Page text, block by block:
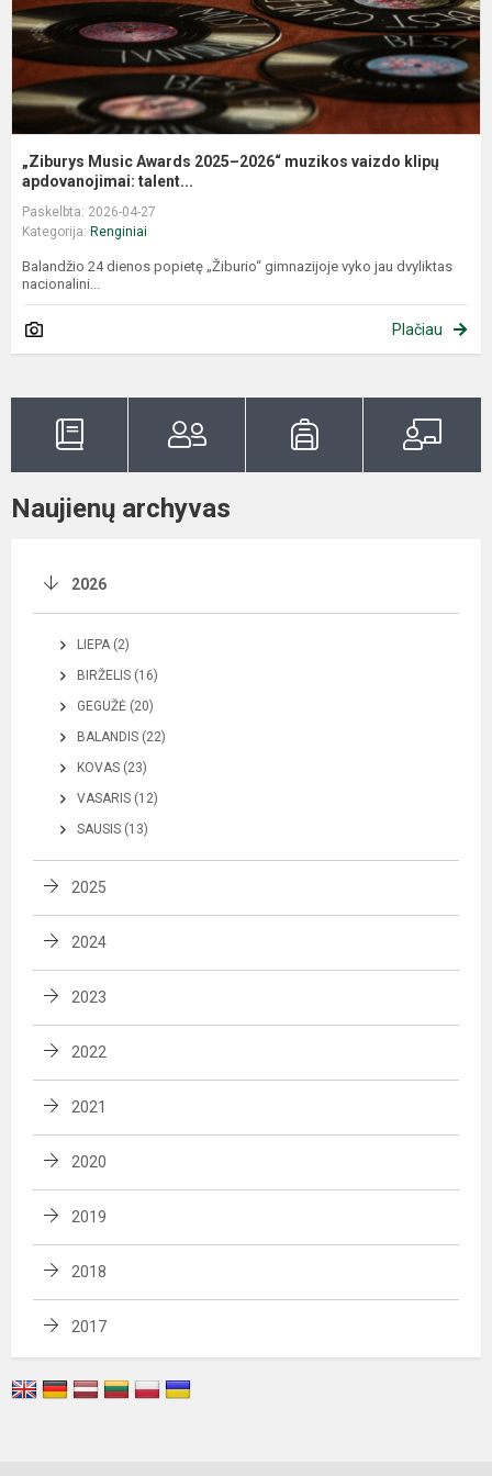
„Ziburys Music Awards 2025–2026“ muzikos vaizdo klipų
apdovanojimai: talent...
Paskelbta: 2026-04-27
Kategorija: Renginiai
Balandžio 24 dienos popietę „Žiburio“ gimnazijoje vyko jau dvyliktas
nacionalini...
Plačiau
Naujienų archyvas
2026
LIEPA (2)
BIRŽELIS (16)
GEGUŽĖ (20)
BALANDIS (22)
KOVAS (23)
VASARIS (12)
SAUSIS (13)
2025
2024
2023
2022
2021
2020
2019
2018
2017